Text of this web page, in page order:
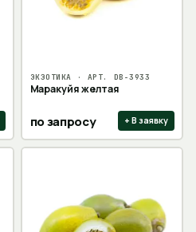
ЭКЗОТИКА · АРТ. DB-3933
Маракуйя желтая
по запросу + В заявку